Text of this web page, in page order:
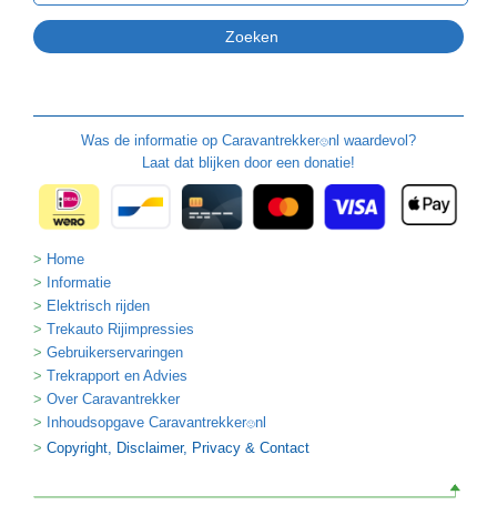
Was de informatie op Caravantrekker🙂nl waardevol?
Laat dat blijken door een donatie!
Home
Informatie
Elektrisch rijden
Trekauto Rijimpressies
Gebruikerservaringen
Trekrapport en Advies
Over Caravantrekker
Inhoudsopgave Caravantrekker🙂nl
Copyright, Disclaimer, Privacy & Contact